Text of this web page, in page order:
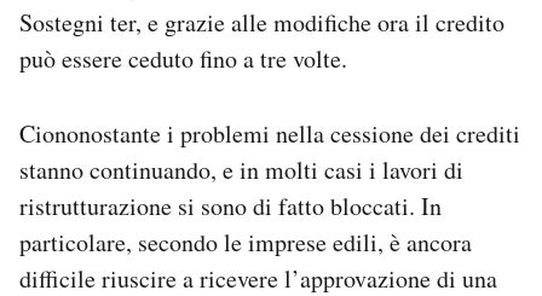
Sostegni ter, e grazie alle modifiche ora il credito
può essere ceduto fino a tre volte.
Ciononostante i problemi nella cessione dei crediti
stanno continuando, e in molti casi i lavori di
ristrutturazione si sono di fatto bloccati. In
particolare, secondo le imprese edili, è ancora
difficile riuscire a ricevere l’approvazione di una